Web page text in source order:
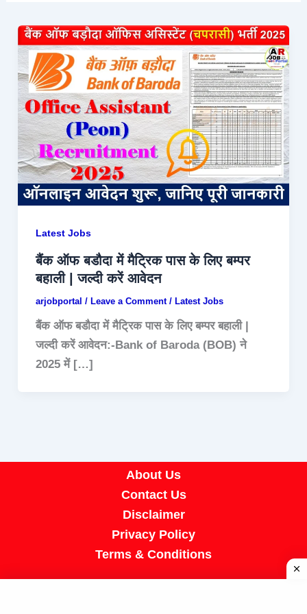
Latest Jobs
बैंक ऑफ बडौदा में मैट्रिक पास के लिए बम्पर
बहाली | जल्दी करें आवेदन
arjobportal / Leave a Comment / Latest Jobs
बैंक ऑफ बडौदा में मैट्रिक पास के लिए बम्पर बहाली |
जल्दी करें आवेदन:-Bank of Baroda (BOB) ने
2025 में […]
About Us
Contact Us
Disclaimer
Privacy Policy
Terms & Conditions